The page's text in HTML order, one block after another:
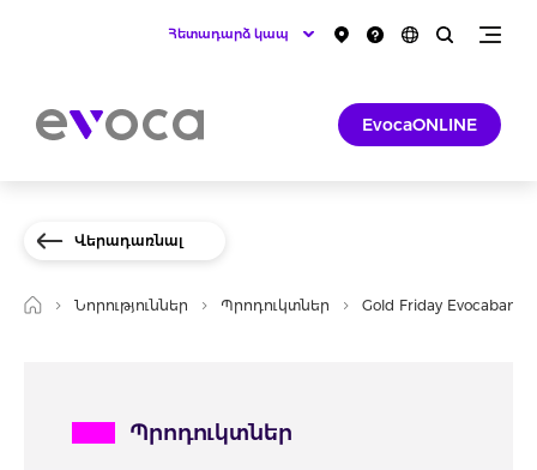
Հետադարձ կապ
EvocaONLINE
Վերադառնալ
Նորություններ Պրոդուկտներ Gold Friday Evocabank-
Պրոդուկտներ